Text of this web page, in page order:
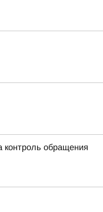
контроль обращения